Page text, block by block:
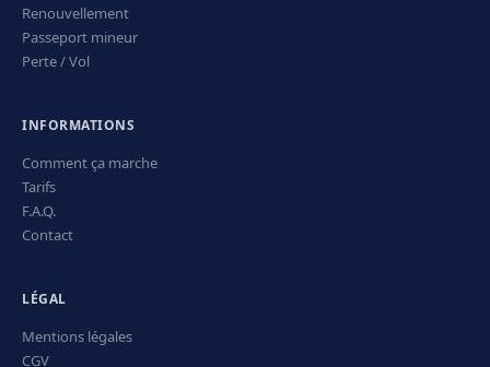
Renouvellement
Passeport mineur
Perte / Vol
INFORMATIONS
Comment ça marche
Tarifs
F.A.Q.
Contact
LÉGAL
Mentions légales
CGV